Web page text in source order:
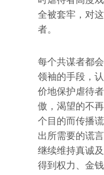
全被套牢，对
者。
每个共谋者都
领袖的手段，
价地保护虐待
傲，渴望的不
个目的而传播
出所需要的谎
继续维持真诚
得到权力、金